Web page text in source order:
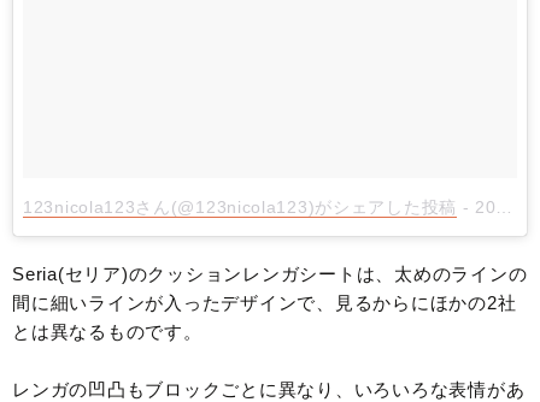
123nicola123さん(@123nicola123)がシェアした投稿 - 2018年 4月月5日午後3時39分PDT
Seria(セリア)のクッションレンガシートは、太めのラインの
間に細いラインが入ったデザインで、見るからにほかの2社
とは異なるものです。
レンガの凹凸もブロックごとに異なり、いろいろな表情があ